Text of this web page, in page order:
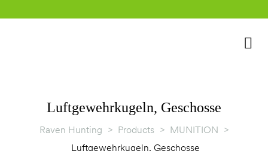
Luftgewehrkugeln, Geschosse
Raven Hunting > Products > MUNITION >
Luftgewehrkugeln, Geschosse